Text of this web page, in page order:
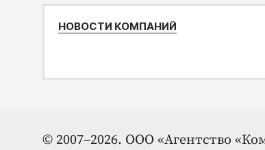
НОВОСТИ КОМПАНИЙ
© 2007–2026. ООО «Агентство